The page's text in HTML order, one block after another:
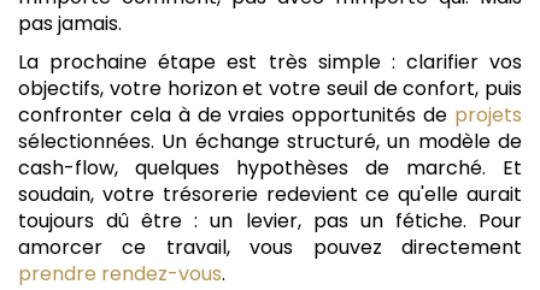
pas jamais.
La prochaine étape est très simple : clarifier vos
objectifs, votre horizon et votre seuil de confort, puis
confronter cela à de vraies opportunités de projets
sélectionnées. Un échange structuré, un modèle de
cash-flow, quelques hypothèses de marché. Et
soudain, votre trésorerie redevient ce qu'elle aurait
toujours dû être : un levier, pas un fétiche. Pour
amorcer ce travail, vous pouvez directement
prendre rendez-vous.